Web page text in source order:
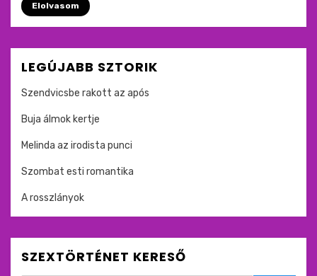
Elolvasom
LEGÚJABB SZTORIK
Szendvicsbe rakott az após
Buja álmok kertje
Melinda az irodista punci
Szombat esti romantika
A rosszlányok
SZEXTÖRTÉNET KERESŐ